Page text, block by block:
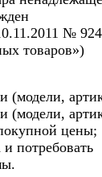
№
товаров»)
(модели,
(модели,
цены;
и потребовать